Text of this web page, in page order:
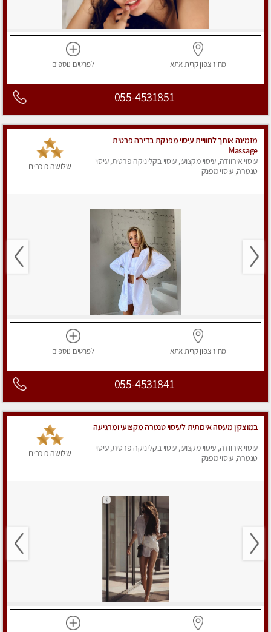
מחוז צפוןקרית אתא לפרטים נוספים
055-4531851
מזמינה אותך לחוויית עיסוי מפנקת בדירה פרטית
Massage
עיסוי אירוודה, עיסוי מקצועי, עיסוי בקליניקה פרטית, עיסוי
טנטרה, עיסוי מפנק
שלושה כוכבים
מחוז צפוןקרית אתא לפרטים נוספים
055-4531841
במוצקין מעסה איכותית לעיסוי טנטרה מקצועי ומרגיעה
עיסוי אירוודה, עיסוי מקצועי, עיסוי בקליניקה פרטית, עיסוי
טנטרה, עיסוי מפנק
שלושה כוכבים